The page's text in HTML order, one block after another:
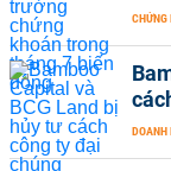
CHỨNG
DOANH